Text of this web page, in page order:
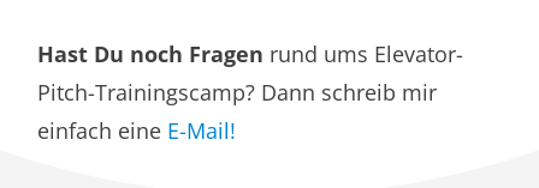
Hast Du noch Fragen rund ums Elevator-
Pitch-Trainingscamp? Dann schreib mir
einfach eine E-Mail!